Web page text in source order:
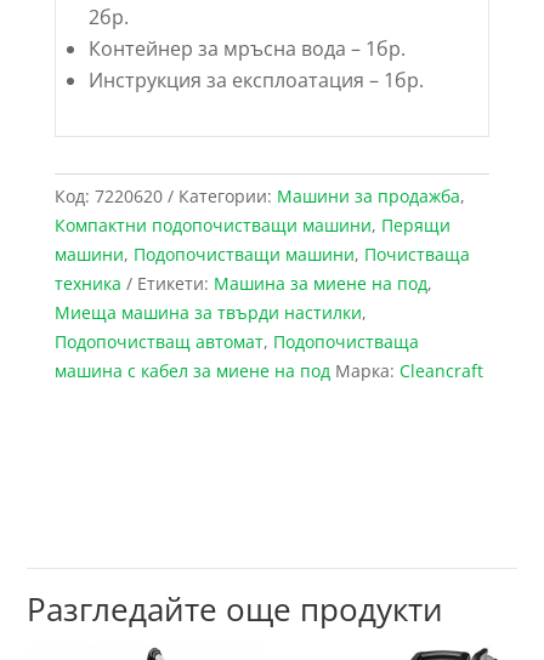
2бр.
Контейнер за мръсна вода – 1бр.
Инструкция за експлоатация – 1бр.
Код: 7220620 Категории: Maшини за продажба,
Компактни подопочистващи машини, Перящи
машини, Подопочистващи машини, Почистваща
техника
Етикети: Машина за миене на под,
Миеща машина за твърди настилки,
Подопочистващ автомат, Подопочистваща
машина с кабел за миене на под Марка: Cleancraft
Разгледайте още продукти